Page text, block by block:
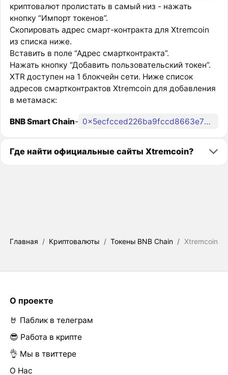
криптовалют пролистать в самый низ - нажать
кнопку “Импорт токенов”.
Скопировать адрес смарт-контракта для Xtremcoin
из списка ниже.
Вставить в поле “Адрес смартконтракта”.
Нажать кнопку “Добавить пользовательский токен”.
XTR доступен на 1 блокчейн сети. Ниже список
адресов смартконтрактов Xtremcoin для добавления
в метамаск:
BNB Smart Chain- 0x5ecfcced226ba9fccd8663e7b3263cbd8c84edb5
Где найти официальные сайты Xtremcoin?
Главная / Криптовалюты / Токены BNB Chain / Xtremcoin
О проекте
🤘 Паблик в телеграм
😎 Работа в крипте
👌 Мы в твиттере
О Нас